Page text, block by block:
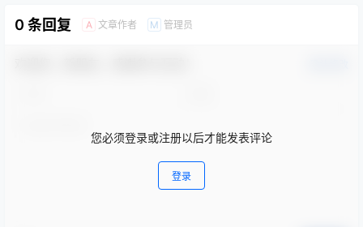
0 条回复 A 文章作者 M 管理员
您必须登录或注册以后才能发表评论
登录